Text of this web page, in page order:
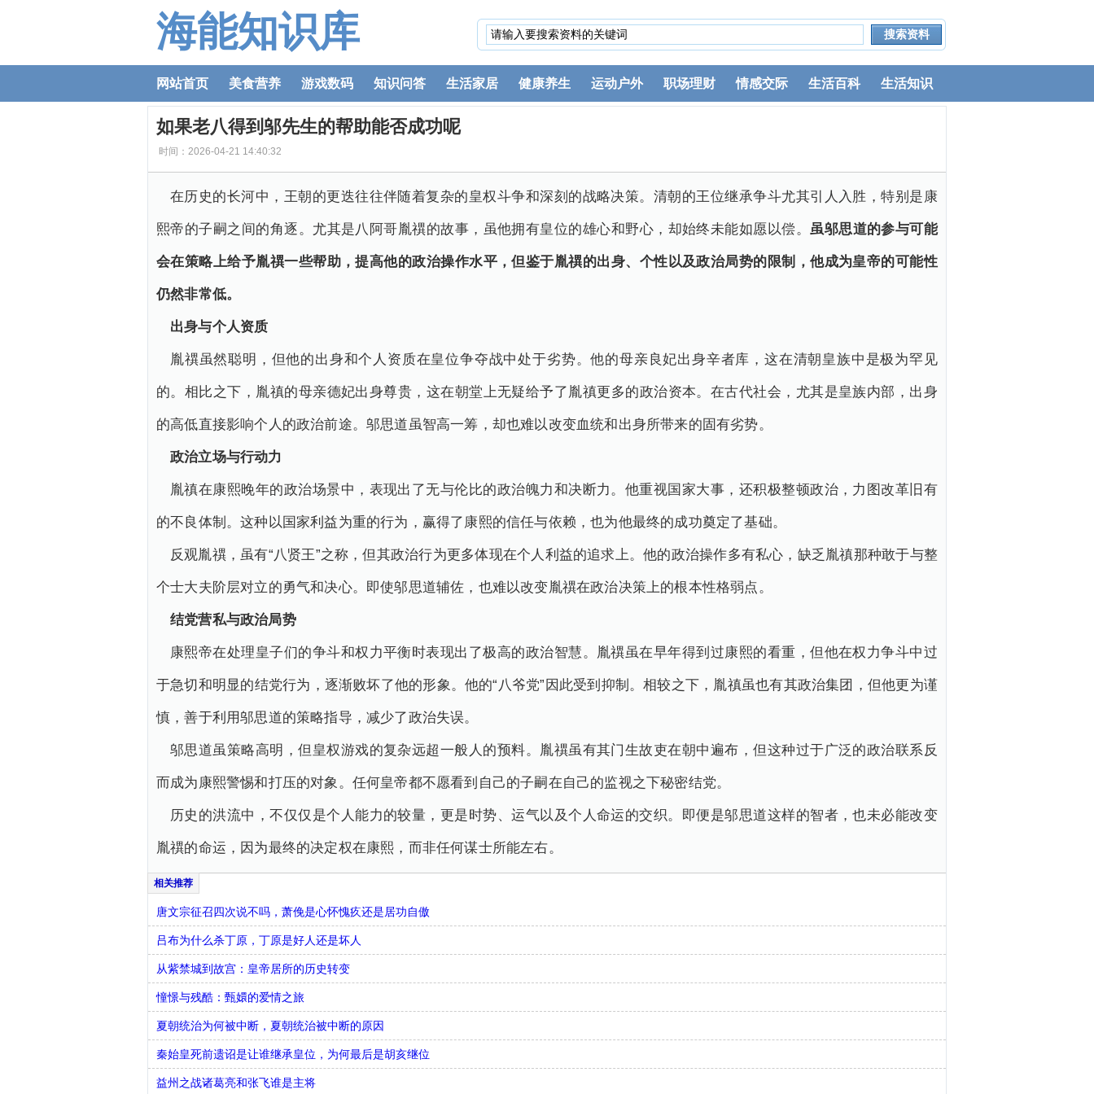
海能知识库
网站首页 美食营养 游戏数码 知识问答 生活家居 健康养生 运动户外 职场理财 情感交际 生活百科 生活知识
如果老八得到邬先生的帮助能否成功呢
时间：2026-04-21 14:40:32
在历史的长河中，王朝的更迭往往伴随着复杂的皇权斗争和深刻的战略决策。清朝的王位继承争斗尤其引人入胜，特别是康
熙帝的子嗣之间的角逐。尤其是八阿哥胤禩的故事，虽他拥有皇位的雄心和野心，却始终未能如愿以偿。虽邬思道的参与可能
会在策略上给予胤禩一些帮助，提高他的政治操作水平，但鉴于胤禩的出身、个性以及政治局势的限制，他成为皇帝的可能性
仍然非常低。
出身与个人资质
胤禩虽然聪明，但他的出身和个人资质在皇位争夺战中处于劣势。他的母亲良妃出身辛者库，这在清朝皇族中是极为罕见
的。相比之下，胤禛的母亲德妃出身尊贵，这在朝堂上无疑给予了胤禛更多的政治资本。在古代社会，尤其是皇族内部，出身
的高低直接影响个人的政治前途。邬思道虽智高一筹，却也难以改变血统和出身所带来的固有劣势。
政治立场与行动力
胤禛在康熙晚年的政治场景中，表现出了无与伦比的政治魄力和决断力。他重视国家大事，还积极整顿政治，力图改革旧有
的不良体制。这种以国家利益为重的行为，赢得了康熙的信任与依赖，也为他最终的成功奠定了基础。
反观胤禩，虽有“八贤王”之称，但其政治行为更多体现在个人利益的追求上。他的政治操作多有私心，缺乏胤禛那种敢于与整
个士大夫阶层对立的勇气和决心。即使邬思道辅佐，也难以改变胤禩在政治决策上的根本性格弱点。
结党营私与政治局势
康熙帝在处理皇子们的争斗和权力平衡时表现出了极高的政治智慧。胤禩虽在早年得到过康熙的看重，但他在权力争斗中过
于急切和明显的结党行为，逐渐败坏了他的形象。他的“八爷党”因此受到抑制。相较之下，胤禛虽也有其政治集团，但他更为谨
慎，善于利用邬思道的策略指导，减少了政治失误。
邬思道虽策略高明，但皇权游戏的复杂远超一般人的预料。胤禩虽有其门生故吏在朝中遍布，但这种过于广泛的政治联系反
而成为康熙警惕和打压的对象。任何皇帝都不愿看到自己的子嗣在自己的监视之下秘密结党。
历史的洪流中，不仅仅是个人能力的较量，更是时势、运气以及个人命运的交织。即便是邬思道这样的智者，也未必能改变
胤禩的命运，因为最终的决定权在康熙，而非任何谋士所能左右。
唐文宗征召四次说不吗，萧俛是心怀愧疚还是居功自傲
吕布为什么杀丁原，丁原是好人还是坏人
从紫禁城到故宫：皇帝居所的历史转变
憧憬与残酷：甄嬛的爱情之旅
夏朝统治为何被中断，夏朝统治被中断的原因
秦始皇死前遗诏是让谁继承皇位，为何最后是胡亥继位
益州之战诸葛亮和张飞谁是主将